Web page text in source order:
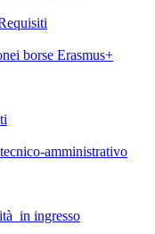
borse Erasmus+
amministrativo
in ingresso